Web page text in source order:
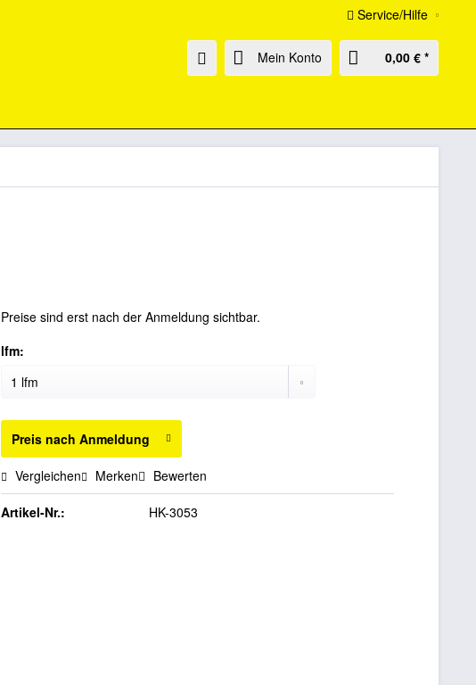
Service/Hilfe
Mein Konto 0,00 € *
Preise sind erst nach der Anmeldung sichtbar.
lfm:
Preis nach Anmeldung
Vergleichen Merken Bewerten
Artikel-Nr.: HK-3053